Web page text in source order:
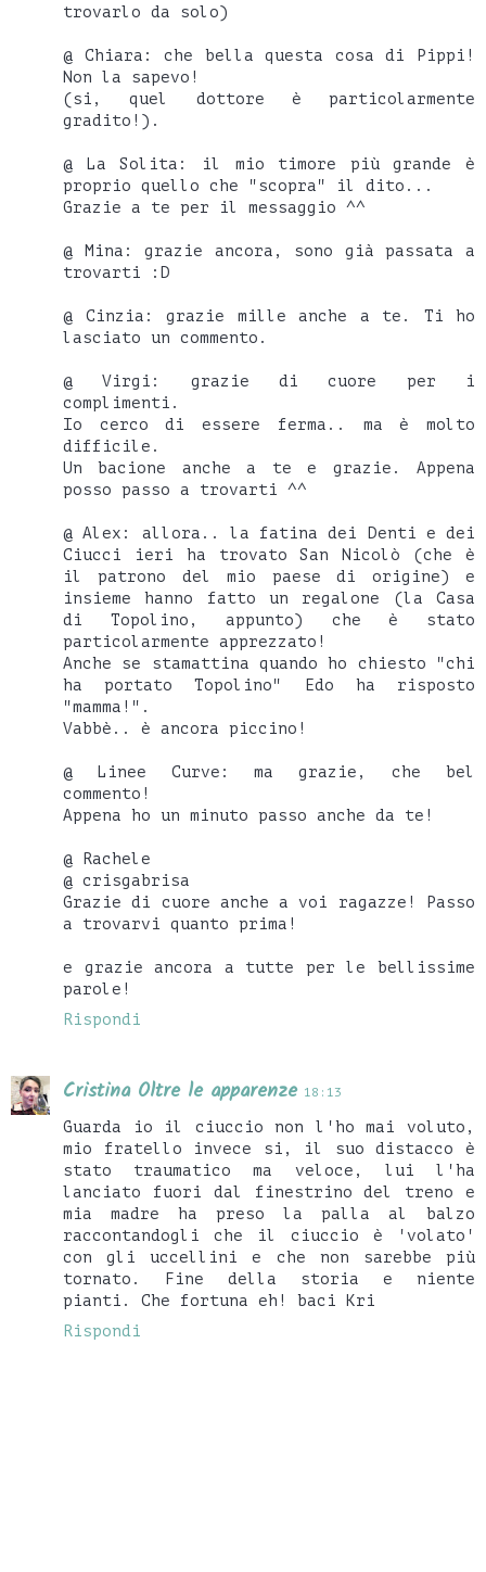
trovarlo da solo)
@ Chiara: che bella questa cosa di Pippi!
Non la sapevo!
(si, quel dottore è particolarmente
gradito!).
@ La Solita: il mio timore più grande è
proprio quello che "scopra" il dito...
Grazie a te per il messaggio ^^
@ Mina: grazie ancora, sono già passata a
trovarti :D
@ Cinzia: grazie mille anche a te. Ti ho
lasciato un commento.
@ Virgi: grazie di cuore per i
complimenti.
Io cerco di essere ferma.. ma è molto
difficile.
Un bacione anche a te e grazie. Appena
posso passo a trovarti ^^
@ Alex: allora.. la fatina dei Denti e dei
Ciucci ieri ha trovato San Nicolò (che è
il patrono del mio paese di origine) e
insieme hanno fatto un regalone (la Casa
di Topolino, appunto) che è stato
particolarmente apprezzato!
Anche se stamattina quando ho chiesto "chi
ha portato Topolino" Edo ha risposto
"mamma!".
Vabbè.. è ancora piccino!
@ Linee Curve: ma grazie, che bel
commento!
Appena ho un minuto passo anche da te!
@ Rachele
@ crisgabrisa
Grazie di cuore anche a voi ragazze! Passo
a trovarvi quanto prima!
e grazie ancora a tutte per le bellissime
parole!
Rispondi
Cristina Oltre le apparenze 18:13
Guarda io il ciuccio non l'ho mai voluto,
mio fratello invece si, il suo distacco è
stato traumatico ma veloce, lui l'ha
lanciato fuori dal finestrino del treno e
mia madre ha preso la palla al balzo
raccontandogli che il ciuccio è 'volato'
con gli uccellini e che non sarebbe più
tornato. Fine della storia e niente
pianti. Che fortuna eh! baci Kri
Rispondi